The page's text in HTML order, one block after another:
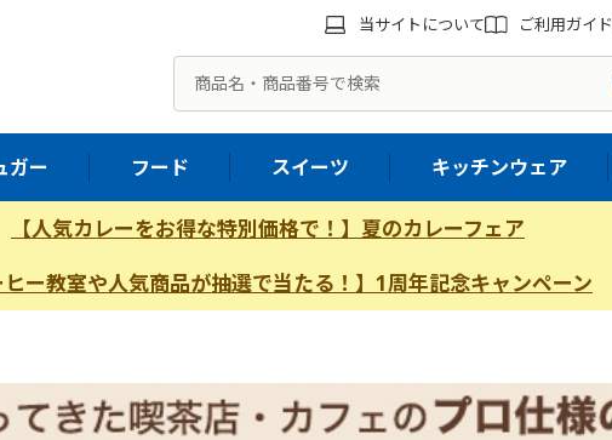
当サイトについて ご利用ガイド
ガー フード スイーツ キッチンウェア
【人気カレーをお得な特別価格で！】夏のカレーフェア
ヒー教室や人気商品が抽選で当たる！】1周年記念キャンペーン